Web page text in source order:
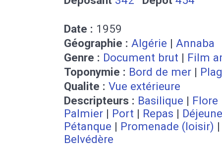
Date : 1959
Géographie : Algérie | Annaba
Genre : Document brut | Film
Toponymie : Bord de mer |
Qualite : Vue extérieure
Descripteurs : Basilique | Flore
Palmier | Port | Repas |
Pétanque | Promenade (loisir) |
Belvédère